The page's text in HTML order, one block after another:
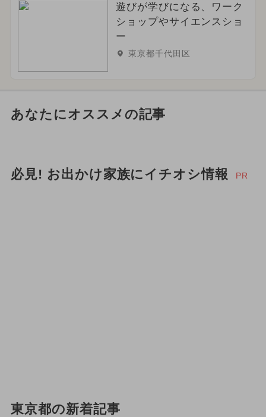
遊びが学びになる、ワーク
ショップやサイエンスショ
ー
東京都千代田区
あなたにオススメの記事
必見! お出かけ家族にイチオシ情報 PR
東京都の新着記事